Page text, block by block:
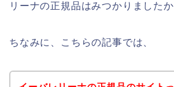
リーナの正規品はみつかりましたか
ちなみに、こちらの記事では、